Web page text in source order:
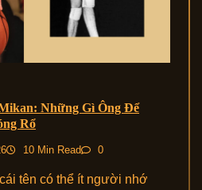
Những Gì Ông Để
Rổ
10 Min Read 0
tên có thể ít người nhớ